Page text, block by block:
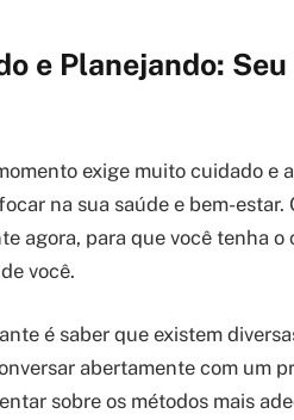
e Planejando:
exige muito cuidado e
na sua saúde e bem-
agora, para que você tenha
você.
é saber que existem
abertamente com um
sobre os métodos mais